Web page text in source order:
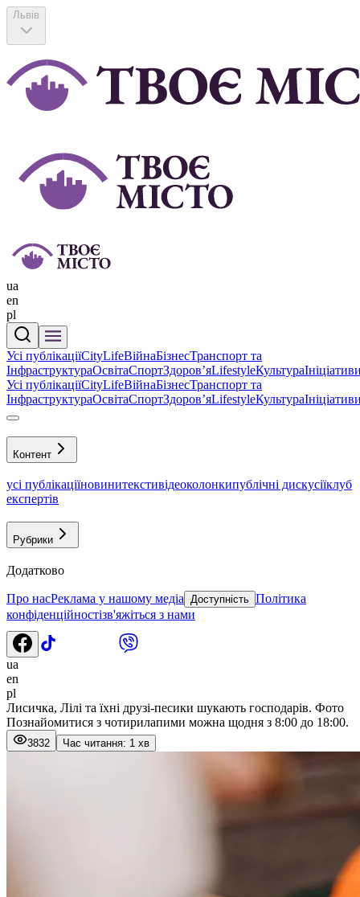
Львів
ua
en
pl
Усі публікаціїCityLifeВійнаБізнесТранспорт та
ІнфраструктураОсвітаСпортЗдоровʼяLifestyleКультура
Усі публікаціїCityLifeВійнаБізнесТранспорт та
ІнфраструктураОсвітаСпортЗдоровʼяLifestyleКультура
Контент
усі публікаціїновинитекстивідеоколонкипублічні дискусіїклуб
експертів
Рубрики
Додатково
Про насРеклама у нашому медіа Доступність Політика
конфіденційностізв'яжіться з нами
ua
en
pl
Лисичка, Лілі та їхні друзі-песики шукають господарів. Фото
Познайомитися з чотирилапими можна щодня з 8:00 до 18:00.
3832 Час читання: 1 хв